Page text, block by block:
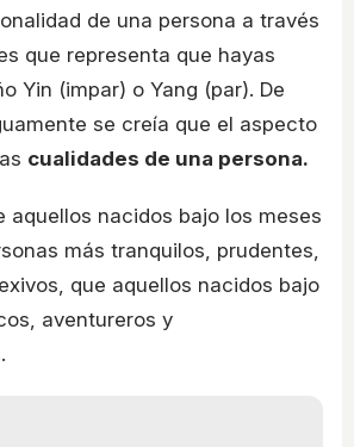
de una persona a través
que representa que hayas
Yin (impar) o Yang (par). De
se creía que el aspecto
cualidades de una persona.
aquellos nacidos bajo los meses
más tranquilos, prudentes,
que aquellos nacidos bajo
aventureros y